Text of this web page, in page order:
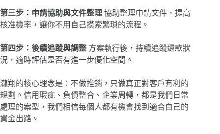
第三步：申請協助與文件整理 協助整理申請文件，提高
核准機率，讓你不用自己摸索繁瑣的流程。
第四步：後續追蹤與調整 方案執行後，持續追蹤還款狀
況，適時評估是否有進一步優化空間。
瀧翔的核心理念是：不做推銷，只做真正對客戶有利的
規劃。信用瑕疵、負債整合、企業周轉，都是我們日常
處理的案型，我們相信每個人都有機會找到適合自己的
資金出路。